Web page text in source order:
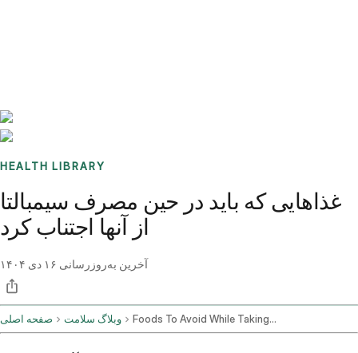
HEALTH LIBRARY
غذاهایی که باید در حین مصرف سیمبالتا
از آنها اجتناب کرد
آخرین به‌روزرسانی ۱۶ دی ۱۴۰۴
صفحه اصلی وبلاگ سلامت Foods To Avoid While Taking Cymbalta